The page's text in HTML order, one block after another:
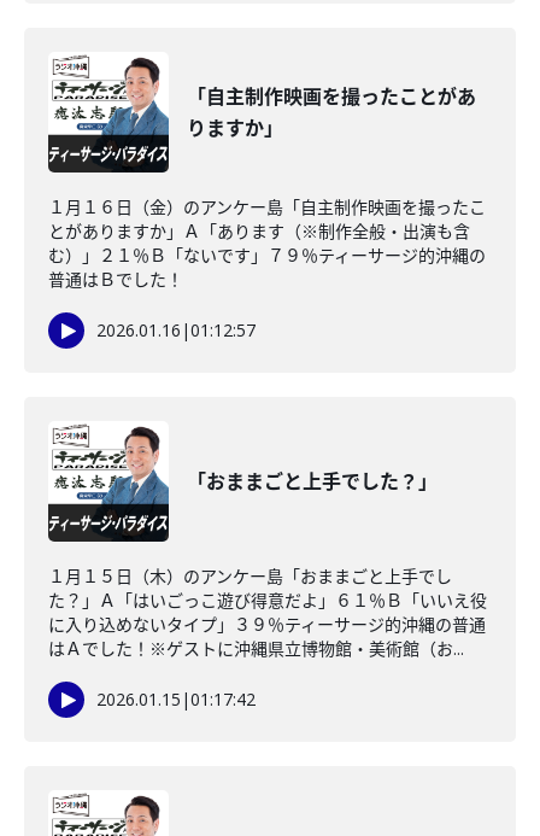
「自主制作映画を撮ったことがあ
りますか」
１月１６日（金）のアンケー島「自主制作映画を撮ったこ
とがありますか」Ａ「あります（※制作全般・出演も含
む）」２１％Ｂ「ないです」７９％ティーサージ的沖縄の
普通はＢでした！
2026.01.16 |01:12:57
「おままごと上手でした？」
１月１５日（木）のアンケー島「おままごと上手でし
た？」Ａ「はいごっこ遊び得意だよ」６１％Ｂ「いいえ役
に入り込めないタイプ」３９％ティーサージ的沖縄の普通
はＡでした！※ゲストに沖縄県立博物館・美術館（お...
2026.01.15 |01:17:42